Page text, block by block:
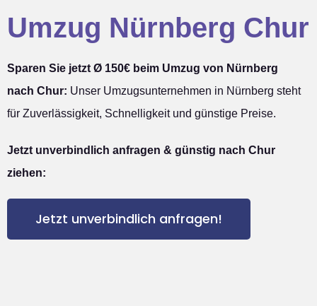
Umzug Nürnberg Chur
Sparen Sie jetzt Ø 150€ beim Umzug von Nürnberg
nach Chur: Unser Umzugsunternehmen in Nürnberg steht
für Zuverlässigkeit, Schnelligkeit und günstige Preise.
Jetzt unverbindlich anfragen & günstig nach Chur
ziehen:
Jetzt unverbindlich anfragen!